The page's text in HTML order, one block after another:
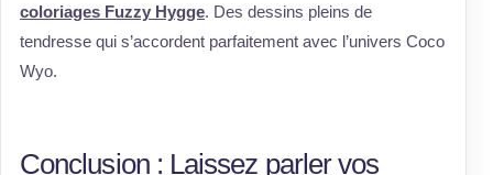
coloriages Fuzzy Hygge. Des dessins pleins de
tendresse qui s’accordent parfaitement avec l’univers Coco
Wyo.
Conclusion : Laissez parler vos